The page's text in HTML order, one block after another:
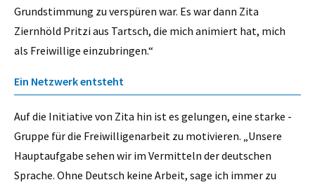
Grundstimmung zu verspüren war. Es war dann Zita
Ziernhöld Pritzi aus Tartsch, die mich animiert hat, mich
als Freiwillige einzubringen.“
Ein Netzwerk entsteht
Auf die Initiative von Zita hin ist es gelungen, eine starke ­
Gruppe für die Freiwilligenarbeit zu motivieren. „Unsere
Hauptaufgabe sehen wir im Vermitteln der deutschen
Sprache. Ohne Deutsch keine Arbeit, sage ich immer zu